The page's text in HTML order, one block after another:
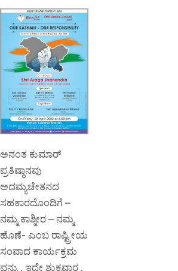
ಅನಂತ ಕುಮಾರ್
ಪ್ರತಿಷ್ಠಾನವು
ಅದಮ್ಯಚೇತನದ
ಸಹಕಾರದೊಂದಿಗೆ –
ನಮ್ಮ ಕಾಶ್ಮೀರ – ನಮ್ಮ
ಹೊಣೆ- ಎಂಬ ರಾಷ್ಟ್ರೀಯ
ಸಂವಾದ ಕಾರ್ಯಕ್ರಮ
ವನ್ನು , ಇದೇ ಶುಕ್ರವಾರ ,